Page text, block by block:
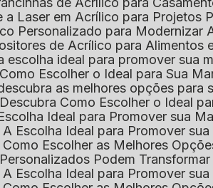
a Laser em Acrílico para Projetos
Personalizado para Modernizar
de Acrílico para Alimentos
escolha ideal para promover sua
Como Escolher o Ideal para Sua
as melhores opções para
Descubra Como Escolher o Ideal
Ideal para Promover sua
A Escolha Ideal para Promover
Como Escolher as Melhores
Podem
A Escolha Ideal para Promover